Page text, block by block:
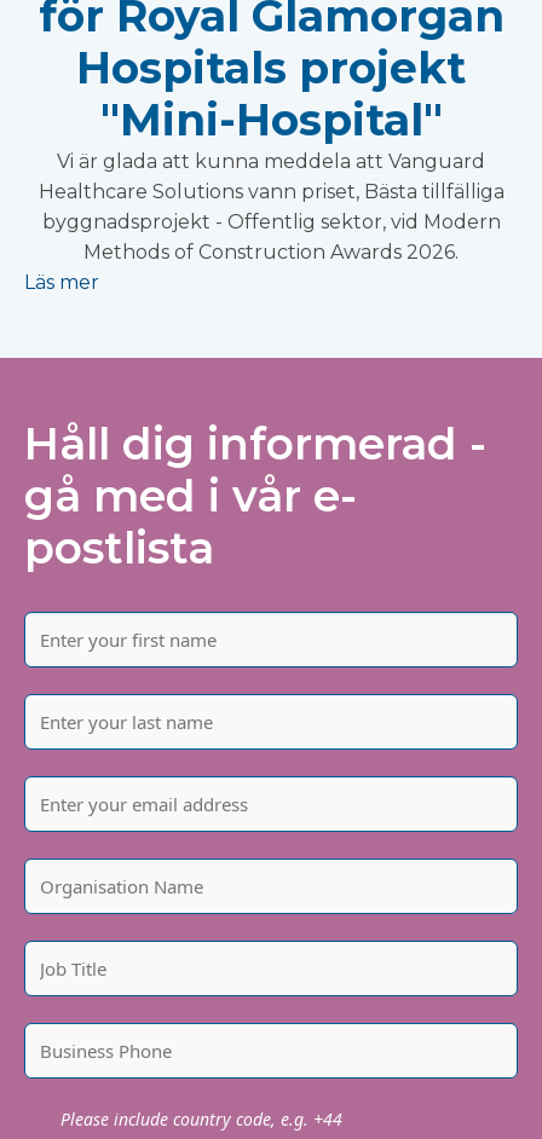
för Royal Glamorgan
Hospitals projekt
"Mini-Hospital"
Vi är glada att kunna meddela att Vanguard
Healthcare Solutions vann priset, Bästa tillfälliga
byggnadsprojekt - Offentlig sektor, vid Modern
Methods of Construction Awards 2026.
Läs mer
Håll dig informerad -
gå med i vår e-
postlista
Please include country code, e.g. +44